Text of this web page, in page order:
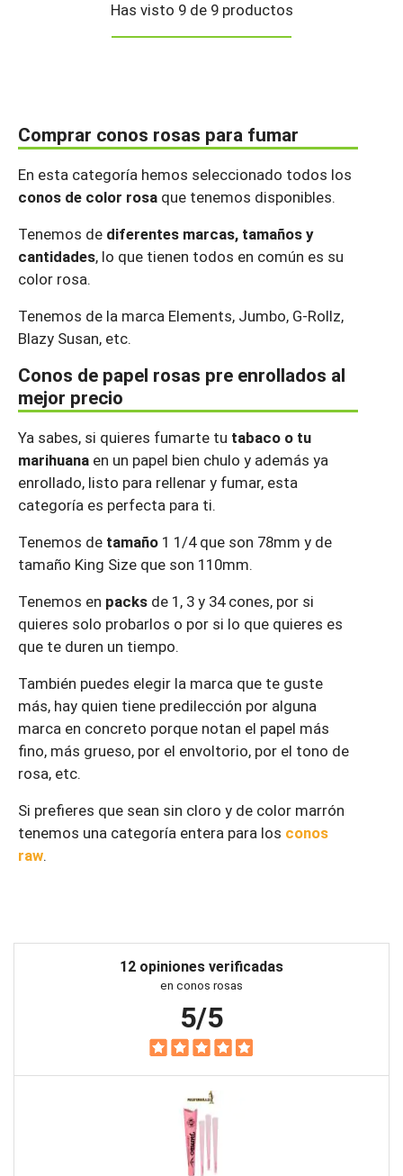
Has visto 9 de 9 productos
Comprar conos rosas para fumar
En esta categoría hemos seleccionado todos los
conos de color rosa que tenemos disponibles.
Tenemos de diferentes marcas, tamaños y
cantidades, lo que tienen todos en común es su
color rosa.
Tenemos de la marca Elements, Jumbo, G-Rollz,
Blazy Susan, etc.
Conos de papel rosas pre enrollados al
mejor precio
Ya sabes, si quieres fumarte tu tabaco o tu
marihuana en un papel bien chulo y además ya
enrollado, listo para rellenar y fumar, esta
categoría es perfecta para ti.
Tenemos de tamaño 1 1/4 que son 78mm y de
tamaño King Size que son 110mm.
Tenemos en packs de 1, 3 y 34 cones, por si
quieres solo probarlos o por si lo que quieres es
que te duren un tiempo.
También puedes elegir la marca que te guste
más, hay quien tiene predilección por alguna
marca en concreto porque notan el papel más
fino, más grueso, por el envoltorio, por el tono de
rosa, etc.
Si prefieres que sean sin cloro y de color marrón
tenemos una categoría entera para los conos
raw.
12 opiniones verificadas
en conos rosas
5/5